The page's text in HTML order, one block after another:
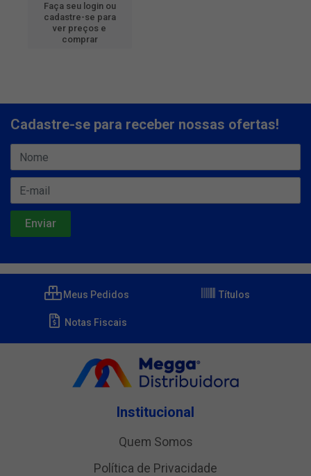
Faça seu login ou
cadastre-se para
ver preços e
comprar
Cadastre-se para receber nossas ofertas!
Meus Pedidos Títulos
Notas Fiscais
Institucional
Quem Somos
Política de Privacidade